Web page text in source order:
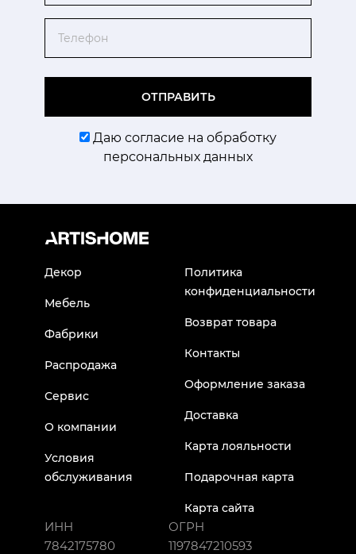
ОТПРАВИТЬ
Даю согласие на обработку
персональных данных
Декор
Мебель
Фабрики
Распродажа
Сервис
О компании
Условия
обслуживания
Политика
конфиденциальности
Возврат товара
Контакты
Оформление заказа
Доставка
Карта лояльности
Подарочная карта
Карта сайта
ИНН
7842175780
ОГРН
1197847210593